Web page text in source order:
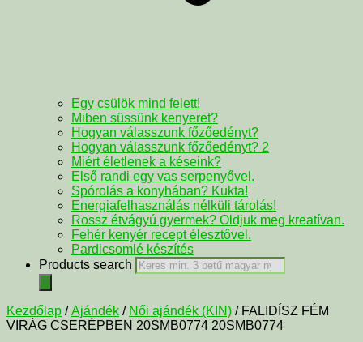
Egy csülök mind felett!
Miben süssünk kenyeret?
Hogyan válasszunk főzőedényt?
Hogyan válasszunk főzőedényt? 2
Miért életlenek a késeink?
Első randi egy vas serpenyővel.
Spórolás a konyhában? Kukta!
Energiafelhasználás nélküli tárolás!
Rossz étvágyú gyermek? Oldjuk meg kreatívan.
Fehér kenyér recept élesztővel.
Pardicsomlé készítés
Products search
Kezdőlap /Ajándék / Női ajándék (KIN) / FALIDÍSZ FÉM
VIRÁG CSERÉPBEN 20SMB0774 20SMB0774